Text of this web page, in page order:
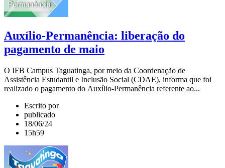
Auxílio-Permanência: liberação do
pagamento de maio
O IFB Campus Taguatinga, por meio da Coordenação de
Assistência Estudantil e Inclusão Social (CDAE), informa que foi
realizado o pagamento do Auxílio-Permanência referente ao...
Escrito por
publicado
18/06/24
15h59